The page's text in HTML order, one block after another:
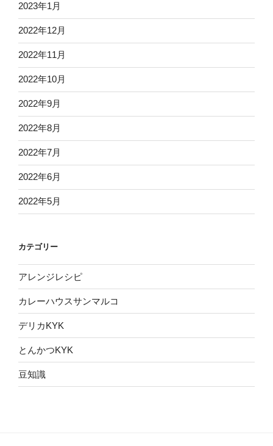
2023年1月
2022年12月
2022年11月
2022年10月
2022年9月
2022年8月
2022年7月
2022年6月
2022年5月
カテゴリー
アレンジレシピ
カレーハウスサンマルコ
デリカKYK
とんかつKYK
豆知識